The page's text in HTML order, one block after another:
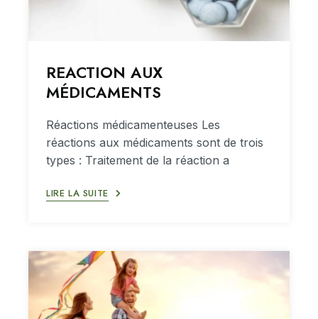
REACTION AUX
MÉDICAMENTS
Réactions médicamenteuses Les
réactions aux médicaments sont de trois
types : Traitement de la réaction a
LIRE LA SUITE